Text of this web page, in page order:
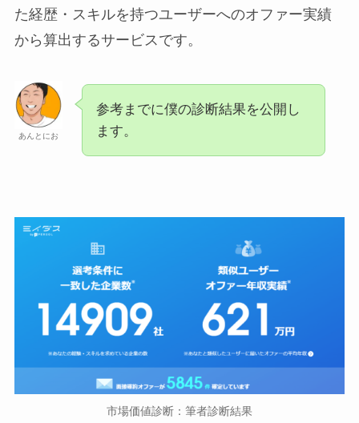
た経歴・スキルを持つユーザーへのオファー実績
から算出するサービスです。
あんとにお
参考までに僕の診断結果を公開し
ます。
市場価値診断：筆者診断結果